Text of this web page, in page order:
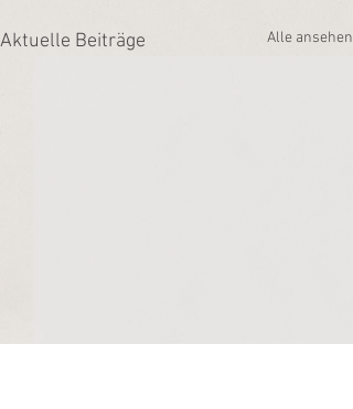
Aktuelle Beiträge Alle ansehen